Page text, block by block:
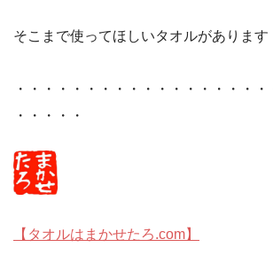
そこまで使ってほしいタオルがあります
・・・・・・・・・・・・・・・・・・
・・・・・
【タオルはまかせたろ.com】